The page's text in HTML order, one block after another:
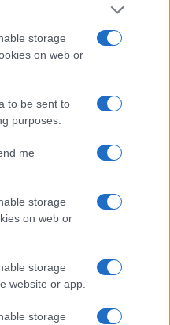
storage
on web or
to be sent to
purposes.
me
storage
on web or
storage
website or app.
storage
na licu. Ali svakako
ne povećava nivo
i izbjegavajte
kao što je dizanje
za opuštanje i
se osjećate
neželjenog
pokazala da
i dužinu